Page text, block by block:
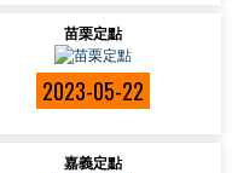
苗栗定點
2023-05-22
嘉義定點